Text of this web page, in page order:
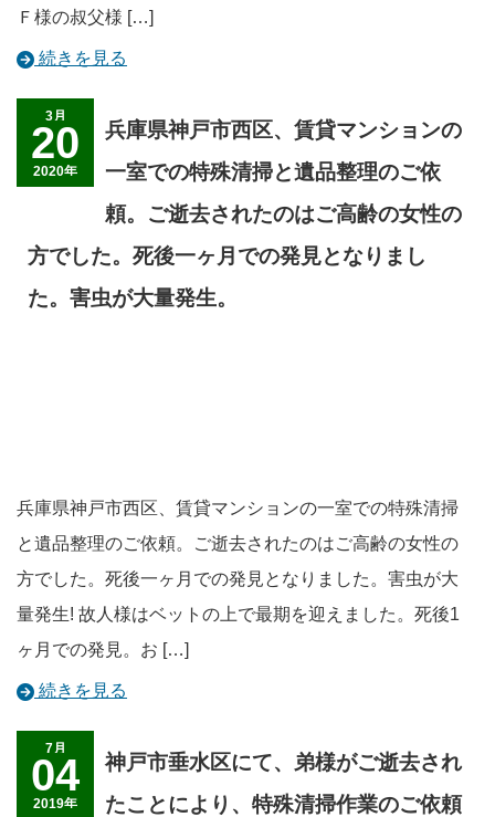
Ｆ様の叔父様 […]
続きを見る
3月
20
2020年
兵庫県神戸市西区、賃貸マンションの
一室での特殊清掃と遺品整理のご依
頼。ご逝去されたのはご高齢の女性の
方でした。死後一ヶ月での発見となりまし
た。害虫が大量発生。
兵庫県神戸市西区、賃貸マンションの一室での特殊清掃
と遺品整理のご依頼。ご逝去されたのはご高齢の女性の
方でした。死後一ヶ月での発見となりました。害虫が大
量発生! 故人様はベットの上で最期を迎えました。死後1
ヶ月での発見。お […]
続きを見る
7月
04
2019年
神戸市垂水区にて、弟様がご逝去され
たことにより、特殊清掃作業のご依頼